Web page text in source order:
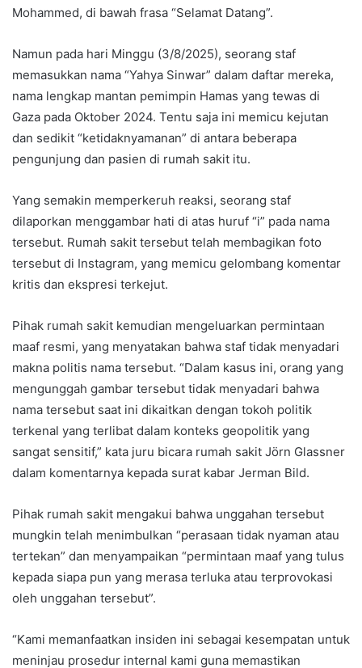
Mohammed, di bawah frasa “Selamat Datang”.
Namun pada hari Minggu (3/8/2025), seorang staf
memasukkan nama “Yahya Sinwar” dalam daftar mereka,
nama lengkap mantan pemimpin Hamas yang tewas di
Gaza pada Oktober 2024. Tentu saja ini memicu kejutan
dan sedikit “ketidaknyamanan” di antara beberapa
pengunjung dan pasien di rumah sakit itu.
Yang semakin memperkeruh reaksi, seorang staf
dilaporkan menggambar hati di atas huruf “i” pada nama
tersebut. Rumah sakit tersebut telah membagikan foto
tersebut di Instagram, yang memicu gelombang komentar
kritis dan ekspresi terkejut.
Pihak rumah sakit kemudian mengeluarkan permintaan
maaf resmi, yang menyatakan bahwa staf tidak menyadari
makna politis nama tersebut. “Dalam kasus ini, orang yang
mengunggah gambar tersebut tidak menyadari bahwa
nama tersebut saat ini dikaitkan dengan tokoh politik
terkenal yang terlibat dalam konteks geopolitik yang
sangat sensitif,” kata juru bicara rumah sakit Jörn Glassner
dalam komentarnya kepada surat kabar Jerman Bild.
Pihak rumah sakit mengakui bahwa unggahan tersebut
mungkin telah menimbulkan “perasaan tidak nyaman atau
tertekan” dan menyampaikan “permintaan maaf yang tulus
kepada siapa pun yang merasa terluka atau terprovokasi
oleh unggahan tersebut”.
“Kami memanfaatkan insiden ini sebagai kesempatan untuk
meninjau prosedur internal kami guna memastikan